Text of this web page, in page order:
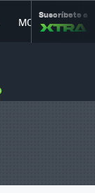
MOVILIDAD
Suscríbete a